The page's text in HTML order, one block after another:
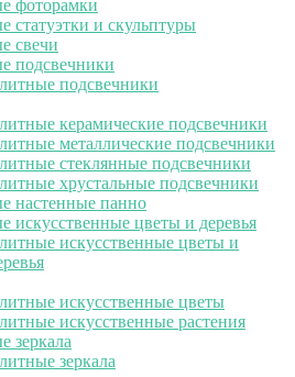
фоторамки
статуэтки и скульптуры
свечи
подсвечники
подсвечники
керамические подсвечники
металлические подсвечники
стеклянные подсвечники
хрустальные подсвечники
настенные панно
искусственные цветы и деревья
искусственные цветы и
искусственные цветы
искусственные растения
зеркала
зеркала